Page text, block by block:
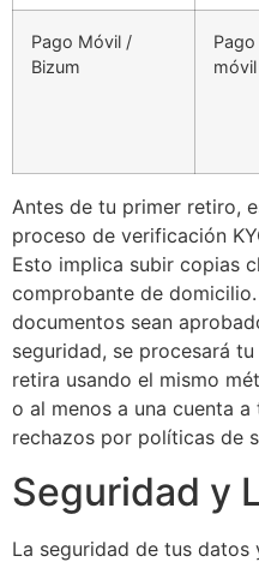
Pago Móvil /
Bizum
móvil
Antes de tu primer retiro,
proceso de verificación
Esto implica subir copias
comprobante de
documentos sean
seguridad, se procesará
retira usando el mismo
o al menos a una cuenta
rechazos por políticas de
Seguridad y
La seguridad de tus datos